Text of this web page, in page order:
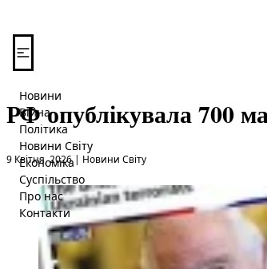
Новини
Війна
Політика
Новини Світу
Економіка
Суспільство
Про нас
Контакти
РФ опублікувала 700
9 Квітня, 2026|
Опубліковано вНовини Світу